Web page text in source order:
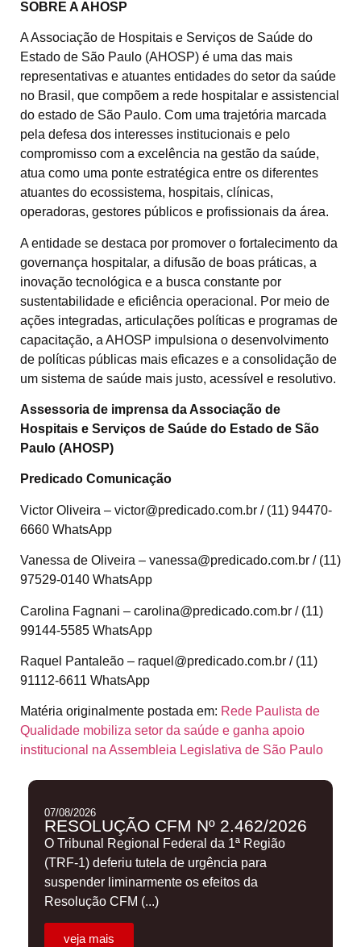
SOBRE A AHOSP
A Associação de Hospitais e Serviços de Saúde do
Estado de São Paulo (AHOSP) é uma das mais
representativas e atuantes entidades do setor da saúde
no Brasil, que compõem a rede hospitalar e assistencial
do estado de São Paulo. Com uma trajetória marcada
pela defesa dos interesses institucionais e pelo
compromisso com a excelência na gestão da saúde,
atua como uma ponte estratégica entre os diferentes
atuantes do ecossistema, hospitais, clínicas,
operadoras, gestores públicos e profissionais da área.
A entidade se destaca por promover o fortalecimento da
governança hospitalar, a difusão de boas práticas, a
inovação tecnológica e a busca constante por
sustentabilidade e eficiência operacional. Por meio de
ações integradas, articulações políticas e programas de
capacitação, a AHOSP impulsiona o desenvolvimento
de políticas públicas mais eficazes e a consolidação de
um sistema de saúde mais justo, acessível e resolutivo.
Assessoria de imprensa da Associação de
Hospitais e Serviços de Saúde do Estado de São
Paulo (AHOSP)
Predicado Comunicação
Victor Oliveira – victor@predicado.com.br / (11) 94470-
6660 WhatsApp
Vanessa de Oliveira – vanessa@predicado.com.br / (11)
97529-0140 WhatsApp
Carolina Fagnani – carolina@predicado.com.br / (11)
99144-5585 WhatsApp
Raquel Pantaleão – raquel@predicado.com.br / (11)
91112-6611 WhatsApp
Matéria originalmente postada em: Rede Paulista de
Qualidade mobiliza setor da saúde e ganha apoio
institucional na Assembleia Legislativa de São Paulo
07/08/2026
RESOLUÇÃO CFM Nº 2.462/2026
O Tribunal Regional Federal da 1ª Região
(TRF-1) deferiu tutela de urgência para
suspender liminarmente os efeitos da
Resolução CFM (...)
veja mais